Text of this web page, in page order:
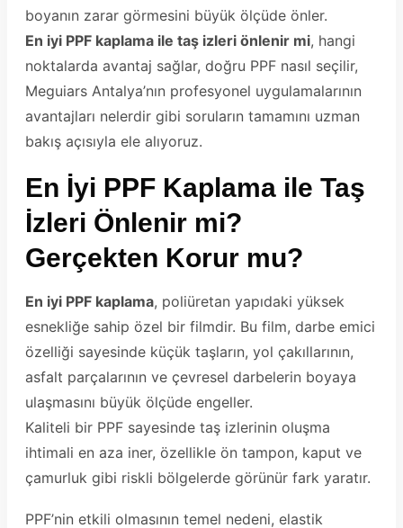
boyanın zarar görmesini büyük ölçüde önler.
En iyi PPF kaplama ile taş izleri önlenir mi, hangi
noktalarda avantaj sağlar, doğru PPF nasıl seçilir,
Meguiars Antalya’nın profesyonel uygulamalarının
avantajları nelerdir gibi soruların tamamını uzman
bakış açısıyla ele alıyoruz.
En İyi PPF Kaplama ile Taş
İzleri Önlenir mi?
Gerçekten Korur mu?
En iyi PPF kaplama, poliüretan yapıdaki yüksek
esnekliğe sahip özel bir filmdir. Bu film, darbe emici
özelliği sayesinde küçük taşların, yol çakıllarının,
asfalt parçalarının ve çevresel darbelerin boyaya
ulaşmasını büyük ölçüde engeller.
Kaliteli bir PPF sayesinde taş izlerinin oluşma
ihtimali en aza iner, özellikle ön tampon, kaput ve
çamurluk gibi riskli bölgelerde görünür fark yaratır.
PPF’nin etkili olmasının temel nedeni, elastik